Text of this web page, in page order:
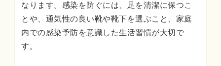
なります。感染を防ぐには、足を清潔に保つこ
とや、通気性の良い靴や靴下を選ぶこと、家庭
内での感染予防を意識した生活習慣が大切で
す。